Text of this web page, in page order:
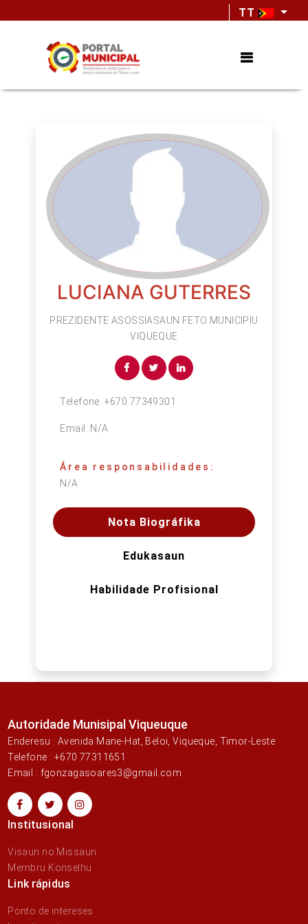
TT
LUCIANA GUTERRES
PREZIDENTE ASOSSIASAUN FETO MUNICIPIU
VIQUEQUE
Telefone: +670 77349301
Email: N/A
Área responsabilidades:
N/A
Nota Biográfika
Edukasaun
Habilidade Profisional
Autoridade Munisipal Viqueuque
Enderesu : Avenida Mane-Hat, Beloi, Viqueque, Timor-Leste
Telefone : +670 77311651
Email : fgonzagasoares3@gmail.com
Institusional
Visaun no Missaun
Membru Konselhu
Link rápidus
Ponto de intereses